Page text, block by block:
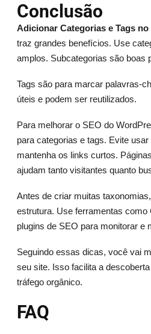
Conclusão
Adicionar Categorias e Tags
traz grandes benefícios. Use
amplos. Subcategorias são boas
Tags são para marcar palavras-
úteis e podem ser reutilizados.
Para melhorar o SEO do
para categorias e tags. Evite
mantenha os links curtos.
ajudam tanto visitantes quanto
Antes de criar muitas
estrutura. Use ferramentas como
plugins de SEO para monitorar e
Seguindo essas dicas, você vai
seu site. Isso facilita a
tráfego orgânico.
FAQ